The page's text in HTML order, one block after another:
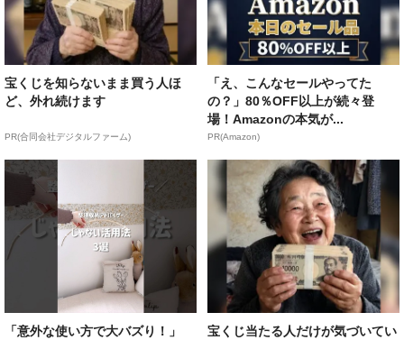
宝くじを知らないまま買う人ほ
ど、外れ続けます
PR(合同会社デジタルファーム)
「え、こんなセールやってた
の？」80％OFF以上が続々登
場！Amazonの本気が...
PR(Amazon)
「意外な使い方で大バズり！」
宝くじ当たる人だけが気づいてい